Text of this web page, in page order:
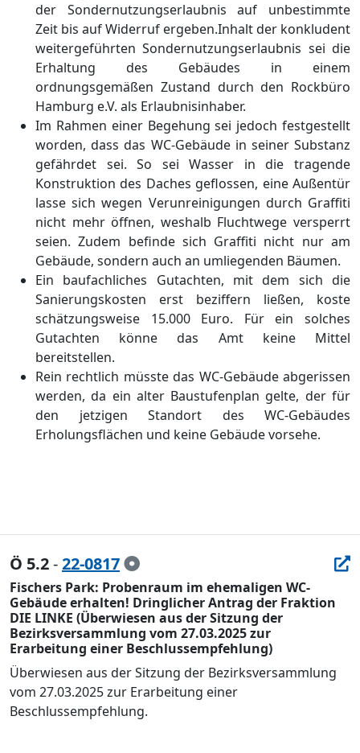
der Sondernutzungserlaubnis auf unbestimmte
Zeit bis auf Widerruf ergeben.Inhaltder konkludent
weitergeführten Sondernutzungserlaubnis sei die
Erhaltung des Gebäudes in einem
ordnungsgemäßen Zustand durch den Rockbüro
Hamburg e.V. als Erlaubnisinhaber.
Im Rahmen einer Begehung sei jedoch festgestellt
worden, dass das WC-Gebäude in seiner Substanz
gefährdet sei.So sei Wasser in die tragende
Konstruktion des Daches geflossen, eine Außentür
lasse sich wegen Verunreinigungen durch Graffiti
nicht mehr öffnen, weshalb Fluchtwege versperrt
seien. Zudem befinde sich Graffiti nicht nur am
Gebäude, sondern auch an umliegenden Bäumen.
Ein baufachliches Gutachten, mit dem sich die
Sanierungskosten erst beziffern ließen, koste
schätzungsweise 15.000 Euro. Für ein solches
Gutachten könne das Amt keine Mittel
bereitstellen.
Rein rechtlich müsste das WC-Gebäude abgerissen
werden, da ein alter Baustufenplan gelte, der für
den jetzigen Standort des WC-Gebäudes
Erholungsflächen und keine Gebäude vorsehe.
Ö 5.2-22-0817
Fischers Park: Probenraum im ehemaligen WC-
Gebäude erhalten! Dringlicher Antrag der Fraktion
DIE LINKE (Überwiesen aus der Sitzung der
Bezirksversammlung vom 27.03.2025 zur
Erarbeitung einer Beschlussempfehlung)
Überwiesen aus der Sitzung der Bezirksversammlung
vom 27.03.2025 zur Erarbeitung einer
Beschlussempfehlung.